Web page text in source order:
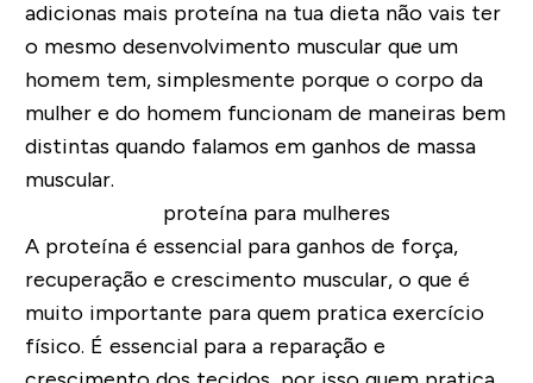
adicionas mais proteína na tua dieta não vais ter
o mesmo desenvolvimento muscular que um
homem tem, simplesmente porque o corpo da
mulher e do homem funcionam de maneiras bem
distintas quando falamos em ganhos de massa
muscular.
A proteína é essencial para ganhos de força,
recuperação e crescimento muscular, o que é
muito importante para quem pratica exercício
físico. É essencial para a reparação e